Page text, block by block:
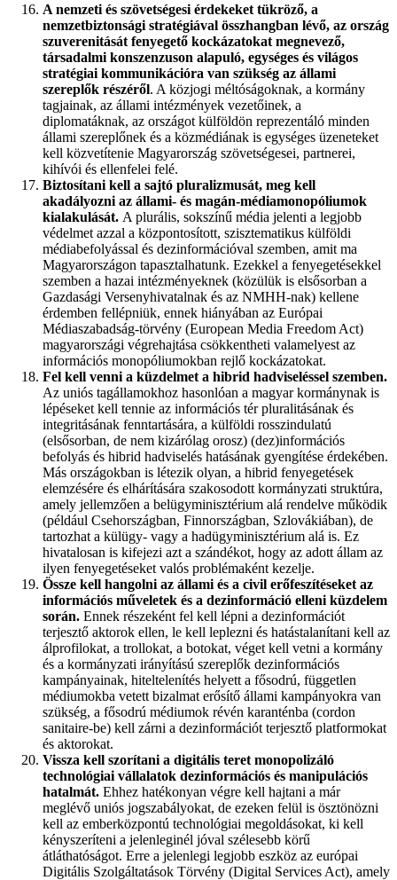
A nemzeti és szövetségesi érdekeket tükröző, a
nemzetbiztonsági stratégiával összhangban lévő, az ország
szuverenitását fenyegető kockázatokat megnevező,
társadalmi konszenzuson alapuló, egységes és világos
stratégiai kommunikációra van szükség az állami
szereplők részéről. A közjogi méltóságoknak, a kormány
tagjainak, az állami intézmények vezetőinek, a
diplomatáknak, az országot külföldön reprezentáló minden
állami szereplőnek és a közmédiának is egységes üzeneteket
kell közvetítenie Magyarország szövetségesei, partnerei,
kihívói és ellenfelei felé.
Biztosítani kell a sajtó pluralizmusát, meg kell
akadályozni az állami- és magán-médiamonopóliumok
kialakulását. A plurális, sokszínű média jelenti a legjobb
védelmet azzal a központosított, szisztematikus külföldi
médiabefolyással és dezinformációval szemben, amit ma
Magyarországon tapasztalhatunk. Ezekkel a fenyegetésekkel
szemben a hazai intézményeknek (közülük is elsősorban a
Gazdasági Versenyhivatalnak és az NMHH-nak) kellene
érdemben fellépniük, ennek hiányában az Európai
Médiaszabadság-törvény (European Media Freedom Act)
magyarországi végrehajtása csökkentheti valamelyest az
információs monopóliumokban rejlő kockázatokat.
Fel kell venni a küzdelmet a hibrid hadviseléssel szemben.
Az uniós tagállamokhoz hasonlóan a magyar kormánynak is
lépéseket kell tennie az információs tér pluralitásának és
integritásának fenntartására, a külföldi rosszindulatú
(elsősorban, de nem kizárólag orosz) (dez)információs
befolyás és hibrid hadviselés hatásának gyengítése érdekében.
Más országokban is létezik olyan, a hibrid fenyegetések
elemzésére és elhárítására szakosodott kormányzati struktúra,
amely jellemzően a belügyminisztérium alá rendelve működik
(például Csehországban, Finnországban, Szlovákiában), de
tartozhat a külügy- vagy a hadügyminisztérium alá is. Ez
hivatalosan is kifejezi azt a szándékot, hogy az adott állam az
ilyen fenyegetéseket valós problémaként kezelje.
Össze kell hangolni az állami és a civil erőfeszítéseket az
információs műveletek és a dezinformáció elleni küzdelem
során. Ennek részeként fel kell lépni a dezinformációt
terjesztő aktorok ellen, le kell leplezni és hatástalanítani kell az
álprofilokat, a trollokat, a botokat, véget kell vetni a kormány
és a kormányzati irányítású szereplők dezinformációs
kampányainak, hiteltelenítés helyett a fősodrú, független
médiumokba vetett bizalmat erősítő állami kampányokra van
szükség, a fősodrú médiumok révén karanténba (cordon
sanitaire-be) kell zárni a dezinformációt terjesztő platformokat
és aktorokat.
Vissza kell szorítani a digitális teret monopolizáló
technológiai vállalatok dezinformációs és manipulációs
hatalmát. Ehhez hatékonyan végre kell hajtani a már
meglévő uniós jogszabályokat, de ezeken felül is ösztönözni
kell az emberközpontú technológiai megoldásokat, ki kell
kényszeríteni a jelenleginél jóval szélesebb körű
átláthatóságot. Erre a jelenlegi legjobb eszköz az európai
Digitális Szolgáltatások Törvény (Digital Services Act), amely